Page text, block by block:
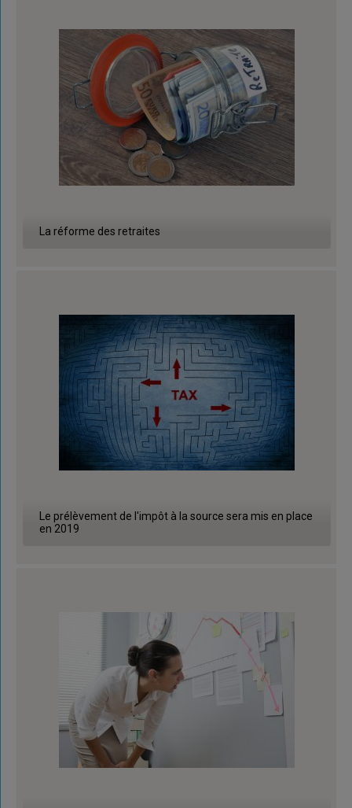
La réforme des retraites
Le prélèvement de l'impôt à la source sera mis en place
en 2019